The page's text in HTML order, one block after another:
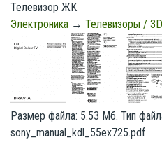
Телевизор ЖК
Электроника → Телевизоры /
Размер файла: 5.53 Мб. Тип
sony_manual_kdl_55ex725.pdf